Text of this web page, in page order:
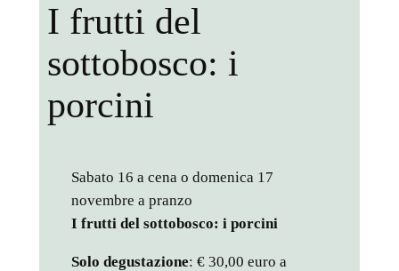
I frutti del
sottobosco: i
porcini
Sabato 16 a cena o domenica 17
novembre a pranzo
I frutti del sottobosco: i porcini
Solo degustazione: € 30,00 euro a